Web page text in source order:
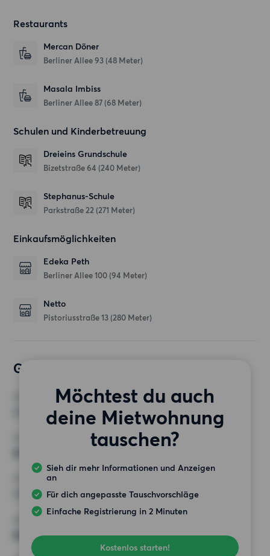
Restaurants
Mercan Döner
Berliner Allee 93 (48 Meter)
Masala Imbiss
Berliner Allee 87 (68 Meter)
Schulen und Kinderbetreuung
Dreieins Grundschule
Bizetstraße 64 (240 Meter)
Stephanus-Schule
Parkstraße 22 (271 Meter)
Einkaufsmöglichkeiten
Edeka Peth
Berliner Allee 100 (94 Meter)
Netto
Pistoriusstraße 13 (280 Meter)
Gewünschte Wohnung
Möchtest du auch
deine Mietwohnung
tauschen?
Sieh dir mehr Informationen und Anzeigen
an
Für dich angepasste Tauschvorschläge
Einfache Registrierung in 2 Minuten
Kostenlos starten!
3 Zimmer
MINDESTANZAHL AN QUADRATMETERN
HÖCHSTMIETE (KALTMIETE)
1 000 EUR
Balkon, Aufzug